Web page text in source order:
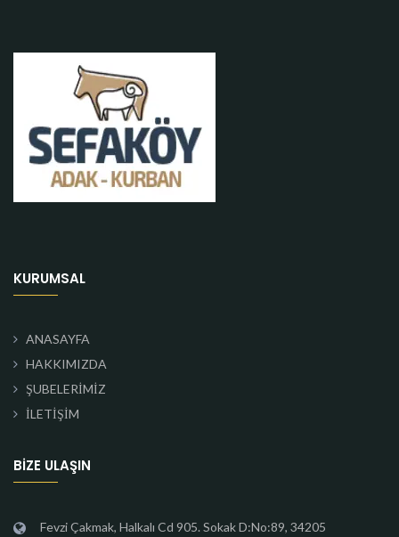
KURUMSAL
ANASAYFA
HAKKIMIZDA
ŞUBELERİMİZ
İLETİŞİM
BIZE ULAŞIN
Fevzi Çakmak, Halkalı Cd 905. Sokak D:No:89, 34205